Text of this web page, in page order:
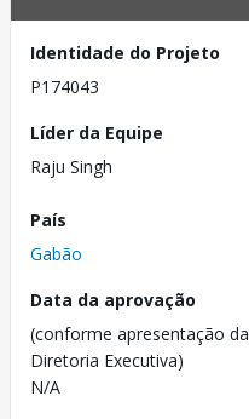
Identidade do Projeto
P174043
Líder da Equipe
Raju Singh
País
Gabão
Data da aprovação
(conforme apresentação da
Diretoria Executiva)
N/A